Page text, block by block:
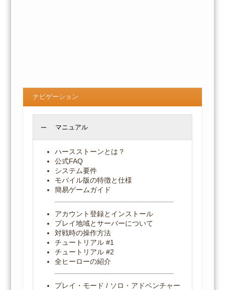
ナビゲーション
マニュアル
ハースストーンとは？
公式FAQ
システム要件
モバイル版の特徴と仕様
簡易ゲームガイド
アカウント登録とインストール
プレイ地域とサーバーについて
対戦時の操作方法
チュートリアル #1
チュートリアル #2
全ヒーローの紹介
プレイ・モード / ソロ・アドベンチャー